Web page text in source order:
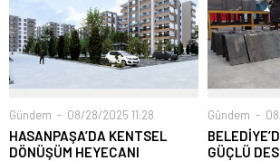
Gündem 08/28/2025 11:28
HASANPAŞA’DA KENTSEL
DÖNÜŞÜM HEYECANI
Gündem
GÜÇLÜ